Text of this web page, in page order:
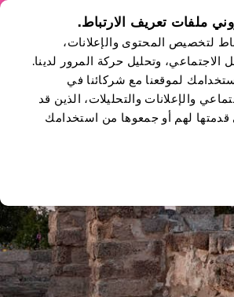
ملفات تعريف الارتباط.
لتخصيص المحتوى والإعلانات،
الاجتماعي، وتحليل حركة المرور لدينا.
لموقعنا مع شركائنا في
والإعلانات والتحليلات، الذين قد
لهم أو جمعوها من استخدامك